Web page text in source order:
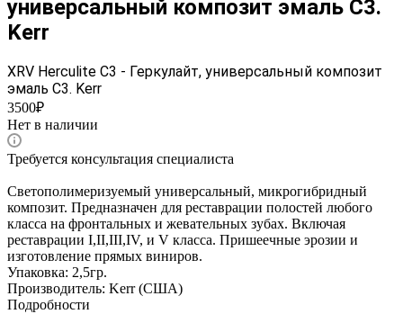
универсальный композит эмаль C3.
Kerr
XRV Herculite C3 - Геркулайт, универсальный композит
эмаль C3. Kerr
3500₽
Нет в наличии
Требуется консультация специалиста
Светополимеризуемый универсальный, микрогибридный
композит. Предназначен для реставрации полостей любого
класса на фронтальных и жевательных зубах. Включая
реставрации I,II,III,IV, и V класса. Пришеечные эрозии и
изготовление прямых виниров.
Упаковка: 2,5гр.
Производитель: Kerr (США)
Подробности